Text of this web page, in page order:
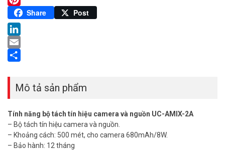
Pinterest
Share Post
LinkedIn
Email
Mô tả sản phẩm
Tính năng bộ tách tín hiệu camera và nguồn UC-AMIX-2A
– Bộ tách tín hiệu camera và nguồn.
– Khoảng cách: 500 mét, cho camera 680mAh/8W.
– Bảo hành: 12 tháng